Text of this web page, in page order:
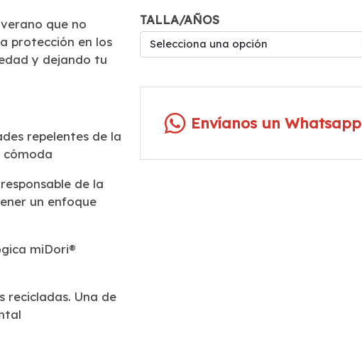
que no
protección en los
y dejando tu
repelentes de la
cómoda
de la
un enfoque
miDori®
recicladas. Una de
TALLA/AÑOS
Selecciona una opción
Envíanos un Whatsapp